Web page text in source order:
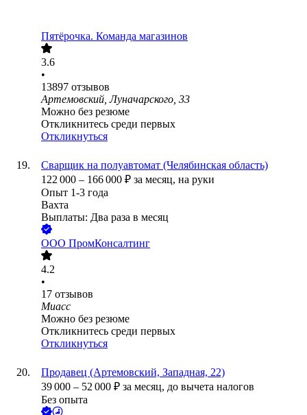
Пятёрочка. Команда магазинов
3.6
•
13897 отзывов
Артемовский, Луначарского, 33
Можно без резюме
Откликнитесь среди первых
Откликнуться
Сварщик на полуавтомат (Челябинская область)
122 000 – 166 000 ₽ за месяц, на руки
Опыт 1-3 года
Вахта
Выплаты: Два раза в месяц
ООО ПромКонсалтинг
4.2
•
17 отзывов
Миасс
Можно без резюме
Откликнитесь среди первых
Откликнуться
Продавец (Артемовский, Западная, 22)
39 000 – 52 000 ₽ за месяц, до вычета налогов
Без опыта